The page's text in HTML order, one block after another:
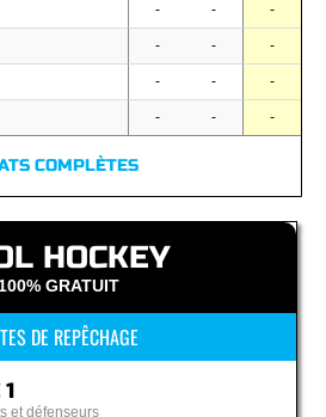
- - -
- - -
- - -
- - -
COMPLÈTES
HOCKEY
100% GRATUIT
DE REPÊCHAGE
et défenseurs